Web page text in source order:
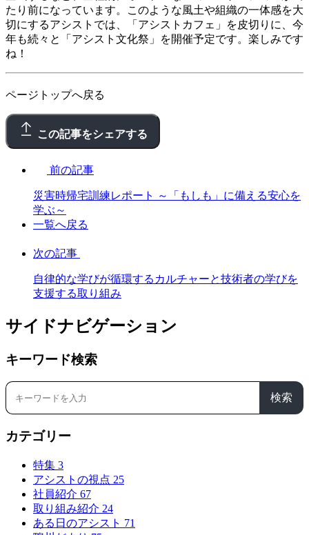
たり前になっています。このような風土や組織の一体感を大
切にするアシストでは、「アシストカフェ」を皮切りに、今
年も続々と「アシスト文化祭」を開催予定です。楽しみです
ね！
ページトップへ戻る
この記事をシェアする
前の記事
災害時帰宅訓練レポート ～「もしも」に備える安心を
学ぶ～
一覧へ戻る
次の記事
自律的な学びが循環するカルチャーと技術者の学びを
支援する取り組み
サイドナビゲーション
キーワード検索
検索
カテゴリー
特集 3
アシストの視点 25
社員紹介 67
取り組み紹介 24
ある日のアシスト 71